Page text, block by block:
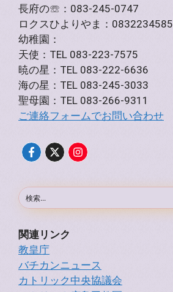
長府の☏：083-245-0747
ロクスひよりやま：0832234585
幼稚園：
天使：TEL 083-223-7575
暁の星：TEL 083-222-6636
海の星：TEL 083-245-3033
聖母園：TEL 083-266-9311
ご連絡フォームでお問い合わせ
関連リンク
教皇庁
バチカンニュース
カトリック中央協議会